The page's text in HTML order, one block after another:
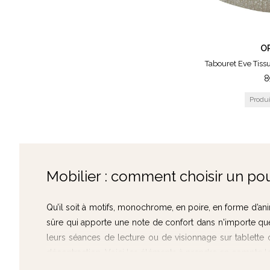
l'importance de choisir un modèle stable mais aussi
manipulations des petits ainsi que les éventuels chocs.
d’allaitement, vous pouvez vous procurer une chaise
dans le confort d’un siège dédié à cela. Ces assises
Tabouret Eve
Mobilier : comment choisir un
Qu’il soit à motifs, monochrome, en poire, en forme
sûre qui apporte une note de confort dans n'importe
leurs séances de lecture ou de visionnage sur